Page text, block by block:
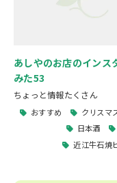
あしやのお店のインス
みた53
ちょっと情報たくさん
おすすめ
クリスマ
日本酒
近江牛石焼